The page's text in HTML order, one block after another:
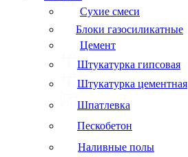
Сухие смеси
Блоки газосиликатные
Цемент
Штукатурка гипсовая
Штукатурка цементная
Шпатлевка
Пескобетон
Наливные полы